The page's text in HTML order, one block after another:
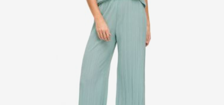
Vrácení a výměna